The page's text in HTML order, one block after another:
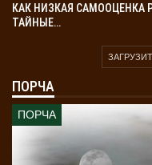
КАК НИЗКАЯ САМООЦЕНКА
ТАЙНЫЕ…
ПОРЧА
ПОРЧА